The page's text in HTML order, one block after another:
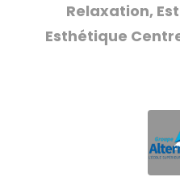
Relaxation,
Esthétique